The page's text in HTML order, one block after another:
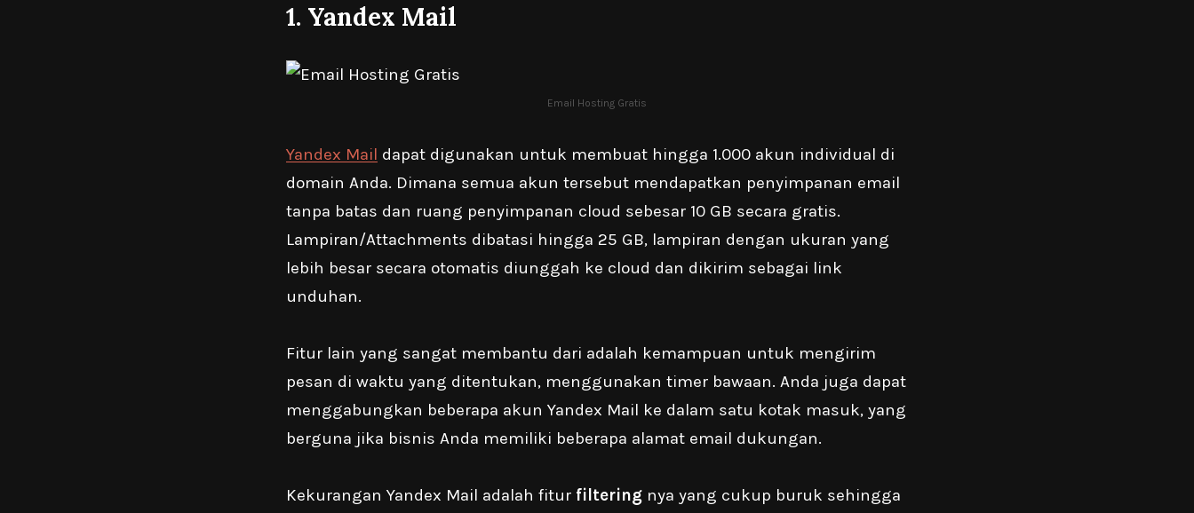
1. Yandex Mail
Email Hosting Gratis
Yandex Mail dapat digunakan untuk membuat hingga 1.000 akun individual di
domain Anda. Dimana semua akun tersebut mendapatkan penyimpanan email
tanpa batas dan ruang penyimpanan cloud sebesar 10 GB secara gratis.
Lampiran/Attachments dibatasi hingga 25 GB, lampiran dengan ukuran yang
lebih besar secara otomatis diunggah ke cloud dan dikirim sebagai link
unduhan.
Fitur lain yang sangat membantu dari adalah kemampuan untuk mengirim
pesan di waktu yang ditentukan, menggunakan timer bawaan. Anda juga dapat
menggabungkan beberapa akun Yandex Mail ke dalam satu kotak masuk, yang
berguna jika bisnis Anda memiliki beberapa alamat email dukungan.
Kekurangan Yandex Mail adalah fitur filtering nya yang cukup buruk sehingga